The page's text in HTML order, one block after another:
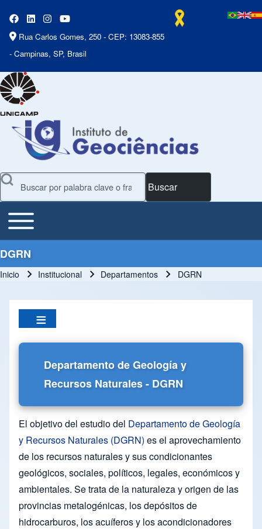
Rua Carlos Gomes, 250 - CEP: 13083-855
- Campinas, SP, Brasil
Buscar
Main Menu
Toggle main menu
DGRN
Inicio Institucional Departamentos DGRN
Departamento de Geología y
Recursos Naturales - DGRN
El objetivo del estudio del Departamento de Geología
y Recursos Naturales (DGRN) es el aprovechamiento
de los recursos naturales y sus condicionantes
geológicos, sociales, políticos, legales, económicos y
ambientales. Se trata de la naturaleza y origen de las
provincias metalogénicas, los depósitos de
hidrocarburos, los acuíferos y los acondicionadores